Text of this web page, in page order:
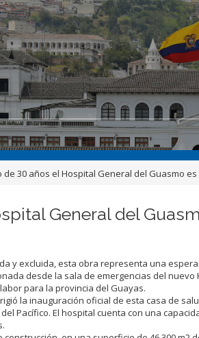
de 30 años el Hospital General del Guasmo
General del
y excluida, esta obra representa una
desde la sala de emergencias del
para la provincia del Guayas.
la inauguración oficial de esta casa de
Pacífico. El hospital cuenta con una